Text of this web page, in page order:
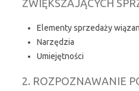
ZWIĘKSZAJĄCYCH
Elementy sprzedaży
Narzędzia
Umiejętności
2. ROZPOZNAWANIE